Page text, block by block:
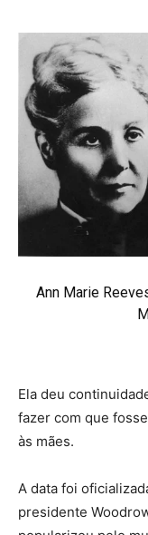
Ann Marie
Ela deu
fazer com que
às mães.
A data foi
presidente